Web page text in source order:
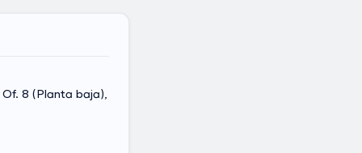
Of. 8 (Planta baja),